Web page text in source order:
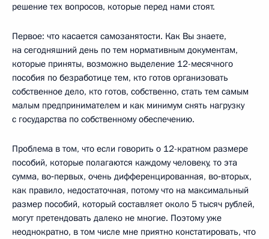
решение тех вопросов, которые перед нами стоят.
Первое: что касается самозанятости. Как Вы знаете,
на сегодняшний день по тем нормативным документам,
которые приняты, возможно выделение 12-месячного
пособия по безработице тем, кто готов организовать
собственное дело, кто готов, собственно, стать тем самым
малым предпринимателем и как минимум снять нагрузку
с государства по собственному обеспечению.
Проблема в том, что если говорить о 12-кратном размере
пособий, которые полагаются каждому человеку, то эта
сумма, во‑первых, очень дифференцированная, во‑вторых,
как правило, недостаточная, потому что на максимальный
размер пособий, который составляет около 5 тысяч рублей,
могут претендовать далеко не многие. Поэтому уже
неоднократно, в том числе мне приятно констатировать, что